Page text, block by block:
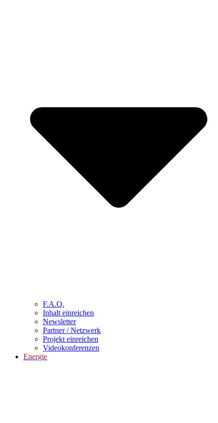
F.A.Q.
Inhalt einreichen
Newsletter
Partner / Netzwerk
Projekt einreichen
Videokonferenzen
Energie